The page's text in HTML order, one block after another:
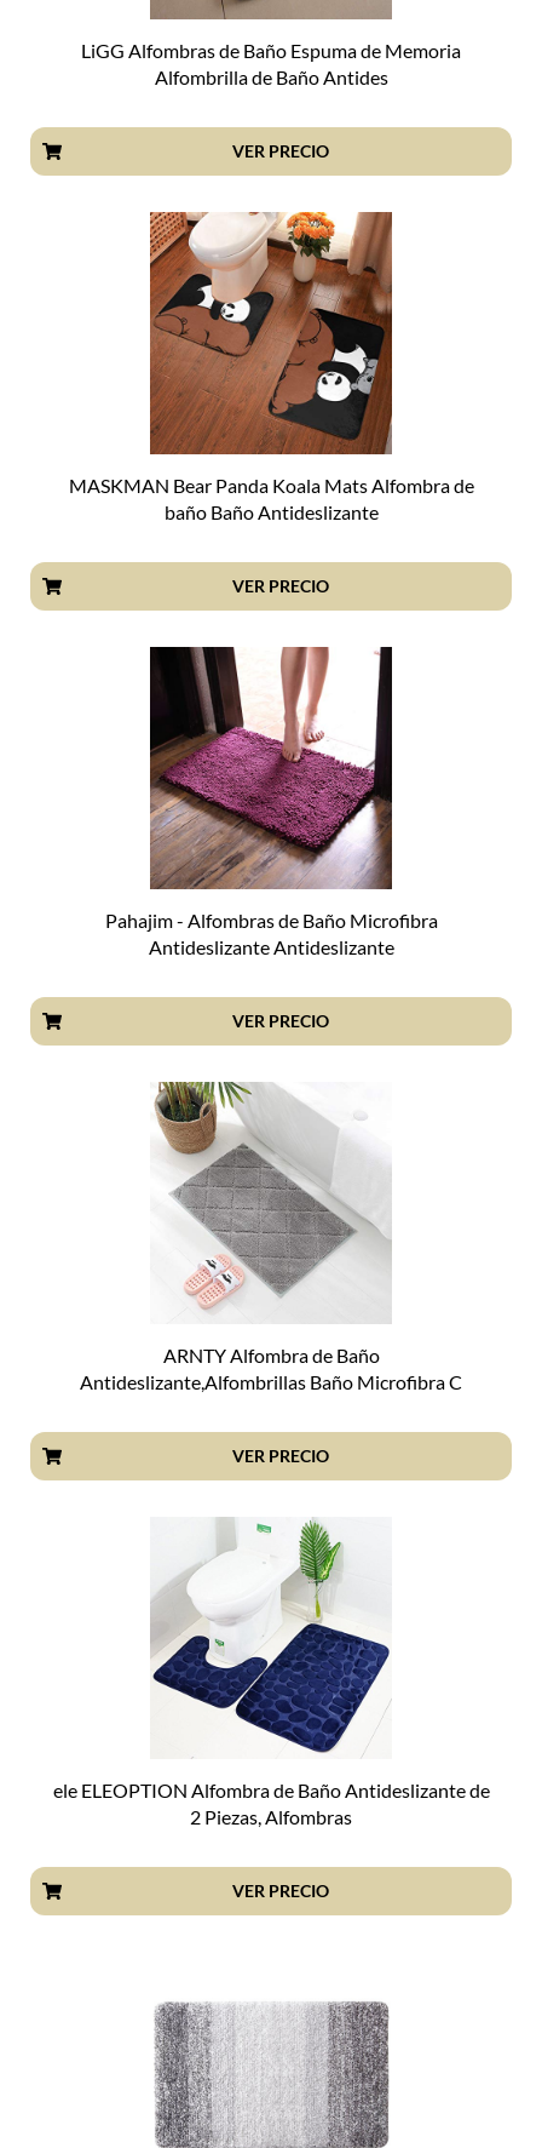
LiGG Alfombras de Baño Espuma de Memoria
Alfombrilla de Baño Antides
VER PRECIO
MASKMAN Bear Panda Koala Mats Alfombra de
baño Baño Antideslizante
VER PRECIO
Pahajim - Alfombras de Baño Microfibra
Antideslizante Antideslizante
VER PRECIO
ARNTY Alfombra de Baño
Antideslizante,Alfombrillas Baño Microfibra C
VER PRECIO
ele ELEOPTION Alfombra de Baño Antideslizante de
2 Piezas, Alfombras
VER PRECIO